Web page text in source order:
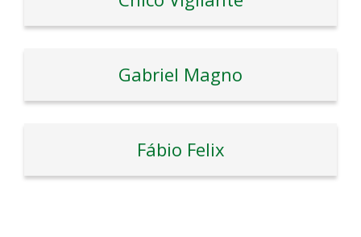
Gabriel Magno
Fábio Felix